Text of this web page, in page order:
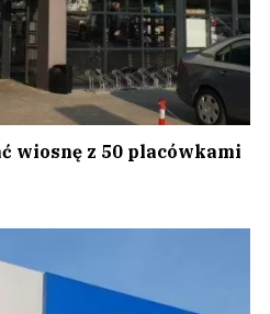
wiosnę z 50 placówkami